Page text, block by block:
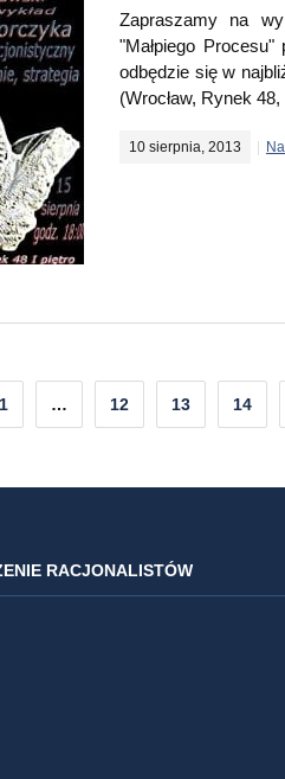
Zapraszamy na
"Małpiego
odbędzie się w
(Wrocław, Rynek
10 sierpnia, 2013
1 … 12 13 14
RACJONALISTÓW